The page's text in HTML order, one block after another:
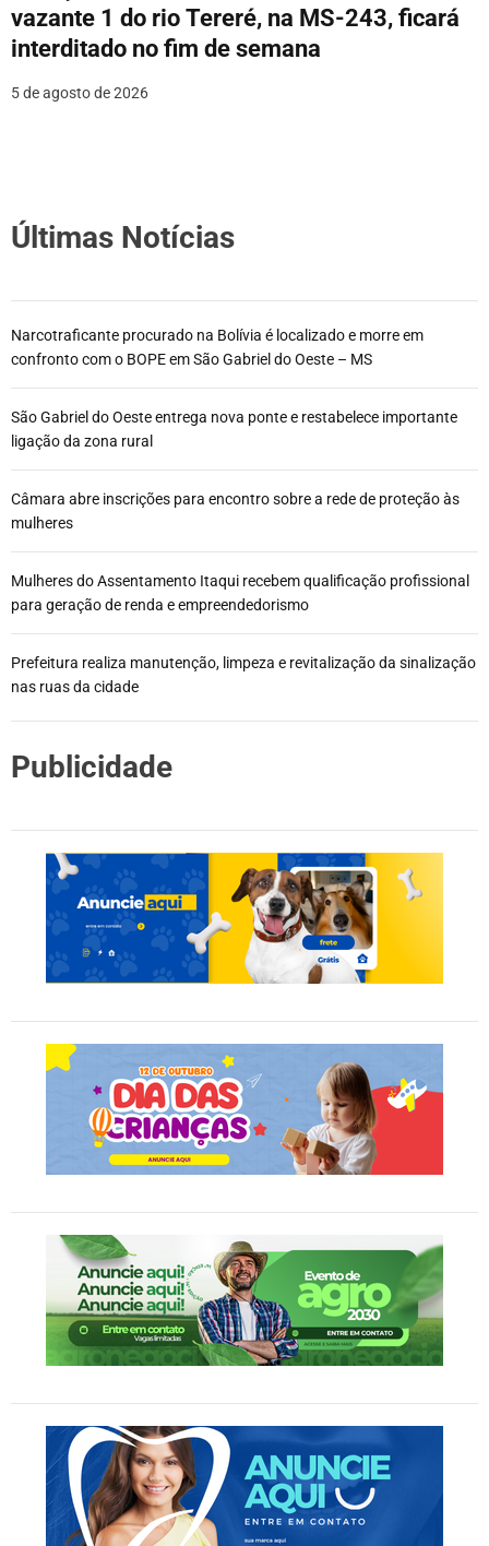
vazante 1 do rio Tereré, na MS-243, ficará
interditado no fim de semana
5 de agosto de 2026
Últimas Notícias
Narcotraficante procurado na Bolívia é localizado e morre em
confronto com o BOPE em São Gabriel do Oeste – MS
São Gabriel do Oeste entrega nova ponte e restabelece importante
ligação da zona rural
Câmara abre inscrições para encontro sobre a rede de proteção às
mulheres
Mulheres do Assentamento Itaqui recebem qualificação profissional
para geração de renda e empreendedorismo
Prefeitura realiza manutenção, limpeza e revitalização da sinalização
nas ruas da cidade
Publicidade